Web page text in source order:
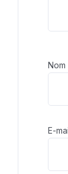
Nom
E-